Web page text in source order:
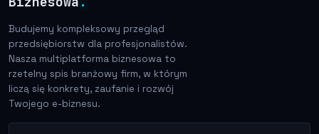
Budujemy kompleksowy przegląd
przedsiębiorstw dla profesjonalistów.
Nasza multiplatforma biznesowa to
rzetelny spis branżowy firm, w którym
liczą się konkrety, zaufanie i rozwój
Twojego e-biznesu.